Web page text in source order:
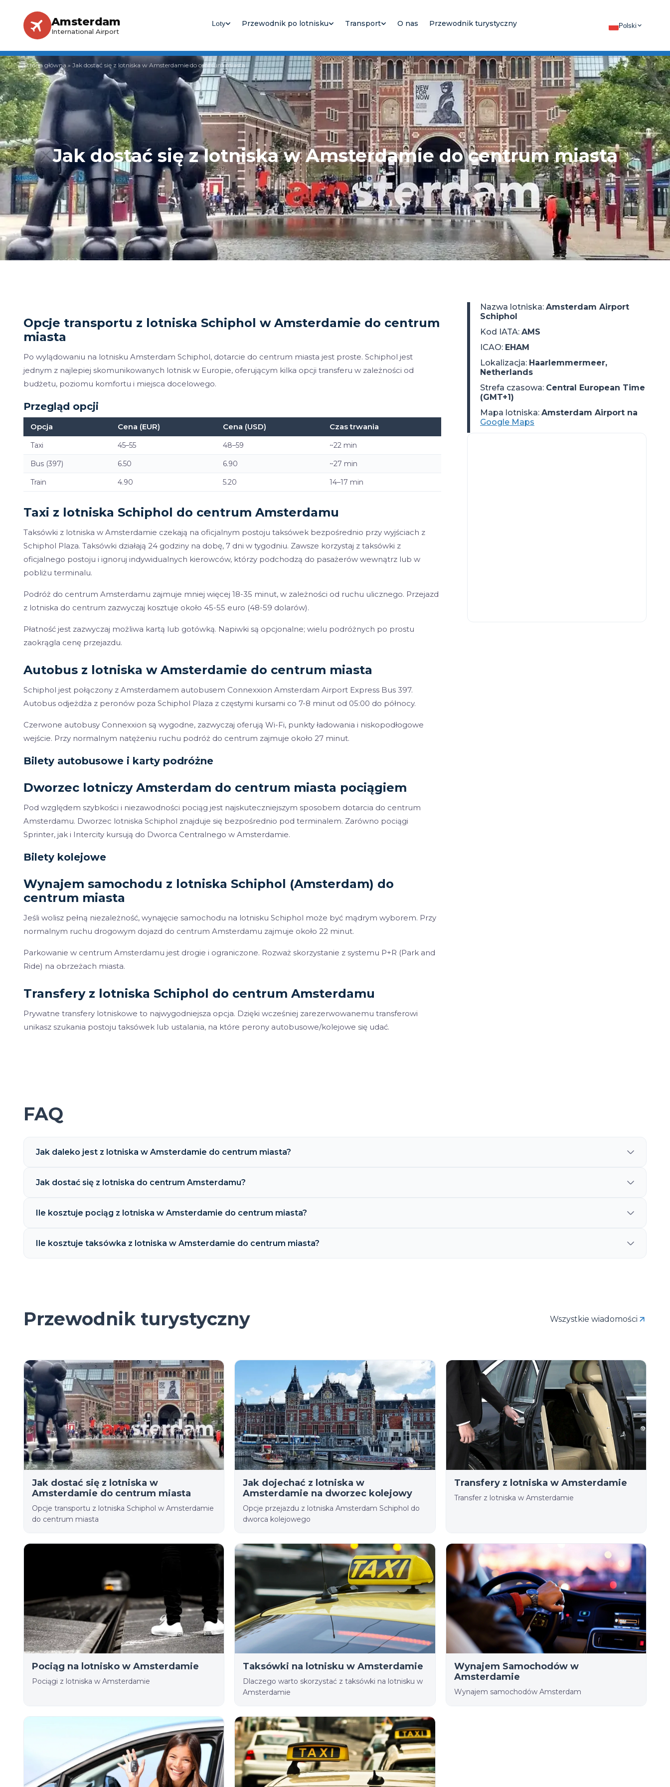
Amsterdam
International Airport
Loty Przewodnik po lotnisku Transport O nas Przewodnik turystyczny Polski
Strona główna » Jak dostać się z lotniska w Amsterdamie do centrum miasta
Jak dostać się z lotniska w Amsterdamie do centrum miasta
Opcje transportu z lotniska Schiphol w Amsterdamie do centrum
miasta
Po wylądowaniu na lotnisku Amsterdam Schiphol, dotarcie do centrum miasta jest proste. Schiphol jest
jednym z najlepiej skomunikowanych lotnisk w Europie, oferującym kilka opcji transferu w zależności od
budżetu, poziomu komfortu i miejsca docelowego.
Przegląd opcji
Opcja Cena (EUR) Cena (USD) Czas trwania
Taxi 45–55 48–59 ~22 min
Bus (397) 6.50 6.90 ~27 min
Train 4.90 5.20 14–17 min
Taxi z lotniska Schiphol do centrum Amsterdamu
Taksówki z lotniska w Amsterdamie czekają na oficjalnym postoju taksówek bezpośrednio przy wyjściach z
Schiphol Plaza. Taksówki działają 24 godziny na dobę, 7 dni w tygodniu. Zawsze korzystaj z taksówki z
oficjalnego postoju i ignoruj indywidualnych kierowców, którzy podchodzą do pasażerów wewnątrz lub w
pobliżu terminalu.
Podróż do centrum Amsterdamu zajmuje mniej więcej 18-35 minut, w zależności od ruchu ulicznego. Przejazd
z lotniska do centrum zazwyczaj kosztuje około 45-55 euro (48-59 dolarów).
Płatność jest zazwyczaj możliwa kartą lub gotówką. Napiwki są opcjonalne; wielu podróżnych po prostu
zaokrągla cenę przejazdu.
Autobus z lotniska w Amsterdamie do centrum miasta
Schiphol jest połączony z Amsterdamem autobusem Connexxion Amsterdam Airport Express Bus 397.
Autobus odjeżdża z peronów poza Schiphol Plaza z częstymi kursami co 7-8 minut od 05:00 do północy.
Czerwone autobusy Connexxion są wygodne, zazwyczaj oferują Wi-Fi, punkty ładowania i niskopodłogowe
wejście. Przy normalnym natężeniu ruchu podróż do centrum zajmuje około 27 minut.
Bilety autobusowe i karty podróżne
Dworzec lotniczy Amsterdam do centrum miasta pociągiem
Pod względem szybkości i niezawodności pociąg jest najskuteczniejszym sposobem dotarcia do centrum
Amsterdamu. Dworzec lotniska Schiphol znajduje się bezpośrednio pod terminalem. Zarówno pociągi
Sprinter, jak i Intercity kursują do Dworca Centralnego w Amsterdamie.
Bilety kolejowe
Wynajem samochodu z lotniska Schiphol (Amsterdam) do
centrum miasta
Jeśli wolisz pełną niezależność, wynajęcie samochodu na lotnisku Schiphol może być mądrym wyborem. Przy
normalnym ruchu drogowym dojazd do centrum Amsterdamu zajmuje około 22 minut.
Parkowanie w centrum Amsterdamu jest drogie i ograniczone. Rozważ skorzystanie z systemu P+R (Park and
Ride) na obrzeżach miasta.
Transfery z lotniska Schiphol do centrum Amsterdamu
Prywatne transfery lotniskowe to najwygodniejsza opcja. Dzięki wcześniej zarezerwowanemu transferowi
unikasz szukania postoju taksówek lub ustalania, na które perony autobusowe/kolejowe się udać.
Nazwa lotniska: Amsterdam Airport
Schiphol
Kod IATA: AMS
ICAO: EHAM
Lokalizacja: Haarlemmermeer,
Netherlands
Strefa czasowa: Central European Time
(GMT+1)
Mapa lotniska: Amsterdam Airport na
Google Maps
FAQ
Jak daleko jest z lotniska w Amsterdamie do centrum miasta?
Jak dostać się z lotniska do centrum Amsterdamu?
Ile kosztuje pociąg z lotniska w Amsterdamie do centrum miasta?
Ile kosztuje taksówka z lotniska w Amsterdamie do centrum miasta?
Przewodnik turystyczny Wszystkie wiadomości
Jak dostać się z lotniska w
Amsterdamie do centrum miasta
Opcje transportu z lotniska Schiphol w Amsterdamie
do centrum miasta
Jak dojechać z lotniska w
Amsterdamie na dworzec kolejowy
Opcje przejazdu z lotniska Amsterdam Schiphol do
dworca kolejowego
Transfery z lotniska w Amsterdamie
Transfer z lotniska w Amsterdamie
Pociąg na lotnisko w Amsterdamie
Pociągi z lotniska w Amsterdamie
Taksówki na lotnisku w Amsterdamie
Dlaczego warto skorzystać z taksówki na lotnisku w
Amsterdamie
Wynajem Samochodów w
Amsterdamie
Wynajem samochodów Amsterdam